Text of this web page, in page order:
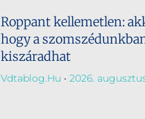
Roppant kellemetlen:
hogy a
kiszáradhat
Vdtablog.hu 2026.